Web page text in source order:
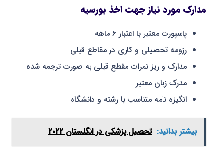
مدارک مورد نیاز جهت اخذ بورسیه
پاسپورت معتبر با اعتبار ۶ ماهه
رزومه تحصیلی و کاری در مقاطع قبلی
مدارک و ریز نمرات مقطع قبلی به صورت ترجمه شده
مدرک زبان معتبر
انگیزه نامه متناسب با رشته و دانشگاه
بیشتر بدانید: تحصیل پزشکی در انگلستان ۲۰۲۲